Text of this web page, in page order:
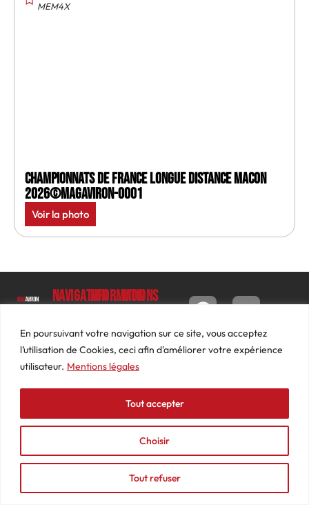
En poursuivant votre navigation sur ce site, vous acceptez
l’utilisation de Cookies, ceci afin d'améliorer votre expérience
utilisateur. Mentions légales
Choisir
Tout refuser
Tout accepter
MEM4X
Championnats de France longue distance Macon
2026©MagAviron-0001
Voir la photo
Luc
Barbier
69640
74
87
contact@mediasaviron.fr
Navigation
Le
Magazine
Photos
Actualités
Podcasts
Informations
Conditions
générales
de ventes
Mentions
légales
Mon
Tableau
de bord
Commandes
Adresses
Détails
du
compte